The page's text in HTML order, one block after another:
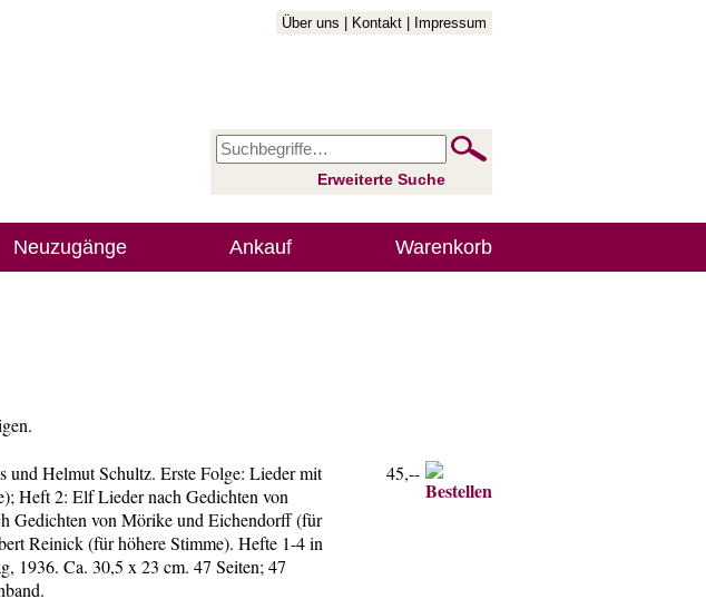
Über uns Kontakt Impressum
Erweiterte Suche
Neuzugänge Ankauf Warenkorb
und Helmut Schultz. Erste Folge: Lieder mit
Heft 2: Elf Lieder nach Gedichten von
Gedichten von Mörike und Eichendorff (für
Reinick (für höhere Stimme). Hefte 1-4 in
1936. Ca. 30,5 x 23 cm. 47 Seiten; 47
45,--